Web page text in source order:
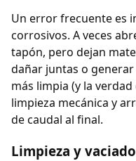
Un error frecuente es
corrosivos. A veces
tapón, pero dejan
dañar juntas o
más limpia (y la
limpieza mecánica y
de caudal al final.
Limpieza y